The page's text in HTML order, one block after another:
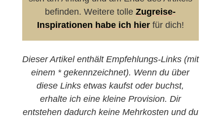
befinden. Weitere tolleZugreise-
Inspirationen habe ich hierfür dich!
Dieser Artikel enthält Empfehlungs-Links (mit
einem * gekennzeichnet). Wenn du über
diese Links etwas kaufst oder buchst,
erhalte ich eine kleine Provision. Dir
entstehen dadurch keine Mehrkosten und du